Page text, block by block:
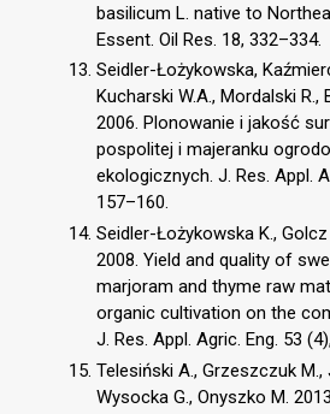
basilicum L. native to
Essent. Oil Res. 18, 332–334.
Seidler-Łożykowska,
Kucharski W.A., Mordalski R.,
2006. Plonowanie i jakość
pospolitej i majeranku
ekologicznych. J. Res. Appl.
157–160.
Seidler-Łożykowska K.,
2008. Yield and quality of
marjoram and thyme raw
organic cultivation on the
J. Res. Appl. Agric. Eng. 53
Telesiński A., Grzeszczuk M.,
Wysocka G., Onyszko M.